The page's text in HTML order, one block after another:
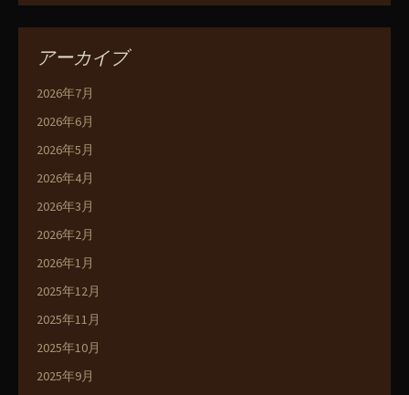
アーカイブ
2026年7月
2026年6月
2026年5月
2026年4月
2026年3月
2026年2月
2026年1月
2025年12月
2025年11月
2025年10月
2025年9月